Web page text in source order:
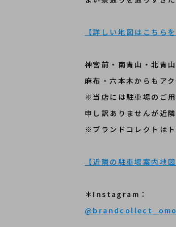
【詳しい地図はこちら
神宮前・南青山・北青
麻布・六本木からもア
※当店には駐車場のご用
申し訳ありませんが近
※ブランドコレクトは
【近隣の駐車場案内地
＊Instagram：